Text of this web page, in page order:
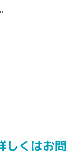
くはお問